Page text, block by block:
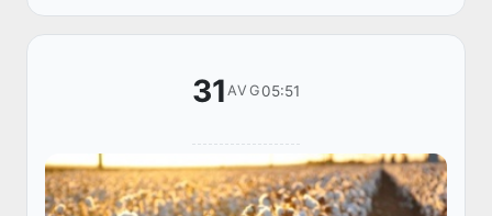
sammitinin...
31 AVG05:51